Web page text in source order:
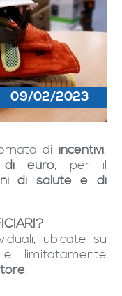
09/02/2023
di incentivi,
euro, per il
di salute e di
ubicate su
limitatamente
.